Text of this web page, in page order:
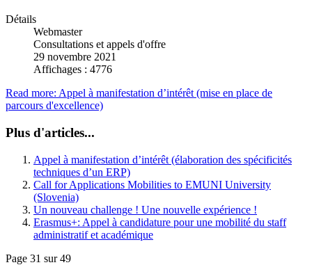
Détails
Webmaster
Consultations et appels d'offre
29 novembre 2021
Affichages : 4776
Read more: Appel à manifestation d’intérêt (mise en place de
parcours d'excellence)
Plus d'articles...
Appel à manifestation d’intérêt (élaboration des spécificités
techniques d’un ERP)
Call for Applications Mobilities to EMUNI University
(Slovenia)
Un nouveau challenge ! Une nouvelle expérience !
Erasmus+: Appel à candidature pour une mobilité du staff
administratif et académique
Page 31 sur 49